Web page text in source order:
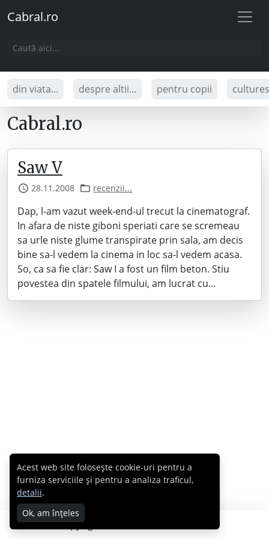
Cabral.ro
din viata... despre altii... pentru copii
Cabral.ro
Saw V
28.11.2008 recenzii...
Dap, l-am vazut week-end-ul trecut la cinematograf.
In afara de niste giboni speriati care se scremeau
sa urle niste glume transpirate prin sala, am decis
bine sa-l vedem la cinema in loc sa-l vedem acasa.
So, ca sa fie clar: Saw I a fost un film beton. Stiu
povestea din spatele filmului, am lucrat cu…
Copyright © 2007 - 2026 Cabral.ro
Acest web site folosește cookie-uri pentru a
furniza serviciile și pentru a analiza traficul,
detalii.
Ok, am înțeles